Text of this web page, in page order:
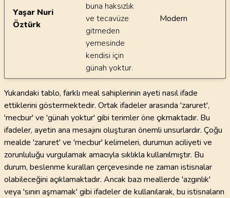
Yaşar Nuri
Öztürk
buna haksızlık
ve tecavüze
gitmeden
yemesinde
kendisi için
günah yoktur.
Modern
Yukarıdaki tablo, farklı meal sahiplerinin ayeti nasıl ifade
ettiklerini göstermektedir. Ortak ifadeler arasında 'zaruret',
'mecbur' ve 'günah yoktur' gibi terimler öne çıkmaktadır. Bu
ifadeler, ayetin ana mesajını oluşturan önemli unsurlardır. Çoğu
mealde 'zaruret' ve 'mecbur' kelimeleri, durumun aciliyeti ve
zorunluluğu vurgulamak amacıyla sıklıkla kullanılmıştır. Bu
durum, beslenme kuralları çerçevesinde ne zaman istisnalar
olabileceğini açıklamaktadır. Ancak bazı meallerde 'azgınlık'
veya 'sınırı aşmamak' gibi ifadeler de kullanılarak, bu istisnaların